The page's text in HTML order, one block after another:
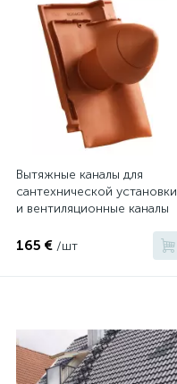
Вытяжные каналы для
сантехнической установки
и вентиляционные каналы
165 € /шт